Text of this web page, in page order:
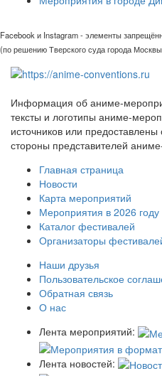
Facebook и Instagram - элементы
(по решению Тверского суда города
Информация об аниме-
тексты и логотипы аниме-
источников или
стороны представителей
Главная страница
Новости
Карта мероприятий
Мероприятия в 2026 году
Каталог фестивалей
Организаторы
Наши друзья
Пользовательское
Обратная связь
О нас
Лента мероприятий:
Лента новостей: